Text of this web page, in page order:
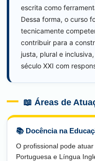
escrita como
Dessa forma, o curso
tecnicamente
contribuir para a
justa, plural e
século XXI com
📖 Áreas de
📚 Docência na
O profissional pode
Portuguesa e Língua